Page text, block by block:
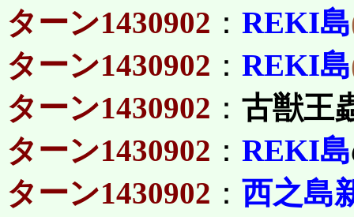
ターン1430902 ： REKI島
ターン1430902 ： REKI島
ターン1430902 ： 古獣王
ターン1430902 ： REKI島
ターン1430902 ： 西之島